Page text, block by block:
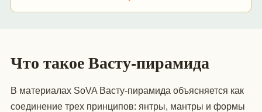
Что такое Васту-пирамида
В материалах SoVA Васту-пирамида объясняется как
соединение трех принципов: янтры, мантры и формы